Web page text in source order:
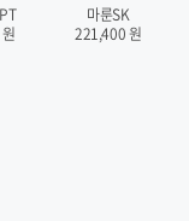
원
마룬SK
221,400원